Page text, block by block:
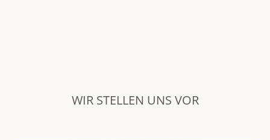
WIR STELLEN UNS VOR